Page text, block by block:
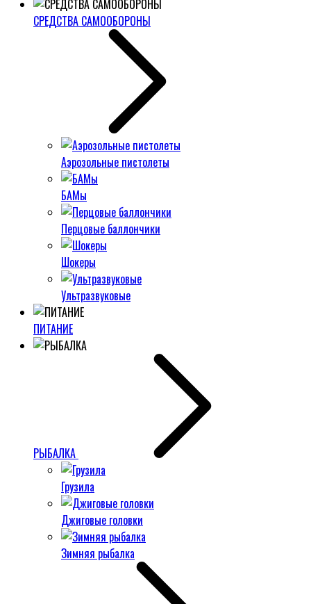
СРЕДСТВА САМООБОРОНЫ
Аэрозольные пистолеты
БАМы
Перцовые баллончики
Шокеры
Ультразвуковые
ПИТАНИЕ
РЫБАЛКА
Грузила
Джиговые головки
Зимняя рыбалка